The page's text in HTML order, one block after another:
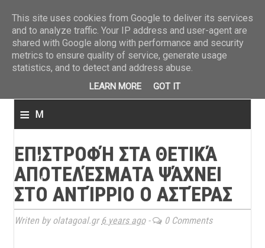
≡ M
n
u
ΕΠΙΣΤΡΟΦΉ ΣΤΑ ΘΕΤΙΚΆ
ΑΠΟΤΕΛΈΣΜΑΤΑ ΨΆΧΝΕΙ
ΣΤΟ ΑΝΤΊΡΡΙΟ Ο ΑΣΤΈΡΑΣ
Writen by olatagoal.gr 6 years ago- 0 Comments
This site uses cookies from Google to deliver its services
and to analyze traffic. Your IP address and user-agent are
shared with Google along with performance and security
metrics to ensure quality of service, generate usage
statistics, and to detect and address abuse.
LEARN MORE GOT IT